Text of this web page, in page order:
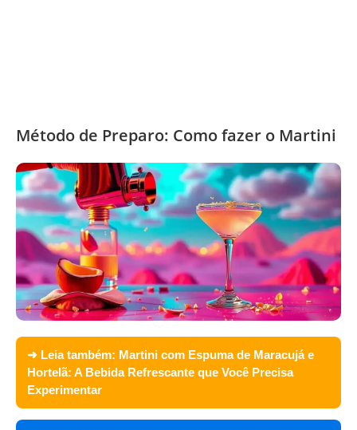
Método de Preparo: Como fazer o Martini
➜ Leia também: Martini com Espuma de Maracujá e
Hortelã: A Bebida Refrescante que Você Precisa
Experimentar